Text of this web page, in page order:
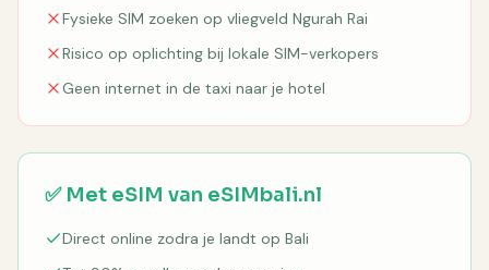
Fysieke SIM zoeken op vliegveld Ngurah Rai
Risico op oplichting bij lokale SIM-verkopers
Geen internet in de taxi naar je hotel
✅ Met eSIM van eSIMbali.nl
Direct online zodra je landt op Bali